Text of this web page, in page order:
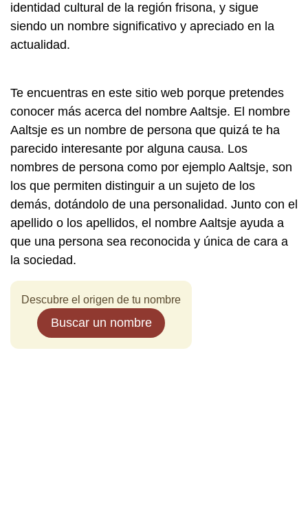
identidad cultural de la región frisona, y sigue
siendo un nombre significativo y apreciado en la
actualidad.
Te encuentras en este sitio web porque pretendes
conocer más acerca del nombre Aaltsje. El nombre
Aaltsje es un nombre de persona que quizá te ha
parecido interesante por alguna causa. Los
nombres de persona como por ejemplo Aaltsje, son
los que permiten distinguir a un sujeto de los
demás, dotándolo de una personalidad. Junto con el
apellido o los apellidos, el nombre Aaltsje ayuda a
que una persona sea reconocida y única de cara a
la sociedad.
Descubre el origen de tu nombre
Buscar un nombre